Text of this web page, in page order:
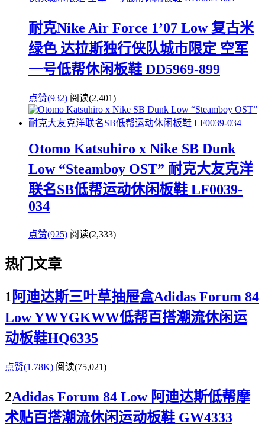
耐克Nike Air Force 1’07 Low 复古米
绿色 达拉斯独行侠队城市限定 空军
一号低帮休闲板鞋 DD5969-899
点赞(932) 阅读(2,401)
Otomo Katsuhiro x Nike SB Dunk
Low “Steamboy OST” 耐克大友克洋
联名SB低帮运动休闲板鞋 LF0039-
034
点赞(925) 阅读(2,333)
热门文章
1 阿迪达斯三叶草抽屉盒Adidas Forum 84
Low YWYGKWW低帮百搭潮流休闲运
动板鞋HQ6335
点赞(1.78K) 阅读(75,021)
2Adidas Forum 84 Low 阿迪达斯低帮摩
术贴百搭潮流休闲运动板鞋 GW4333